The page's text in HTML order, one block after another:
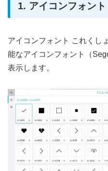
1. アイコンフォン
アイコンフォント これくし
能なアイコンフォント（
表示します。